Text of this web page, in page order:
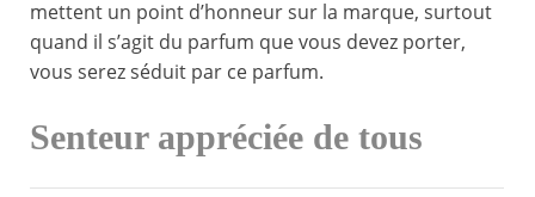
mettent un point d’honneur sur la marque, surtout
quand il s’agit du parfum que vous devez porter,
vous serez séduit par ce parfum.
Senteur appréciée de tous